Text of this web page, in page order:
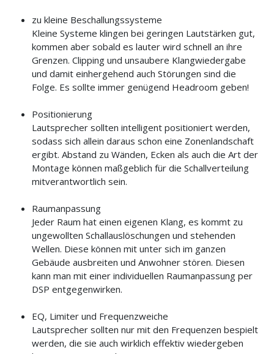
zu kleine Beschallungssysteme
Kleine Systeme klingen bei geringen Lautstärken gut,
kommen aber sobald es lauter wird schnell an ihre
Grenzen. Clipping und unsaubere Klangwiedergabe
und damit einhergehend auch Störungen sind die
Folge. Es sollte immer genügend Headroom geben!
Positionierung
Lautsprecher sollten intelligent positioniert werden,
sodass sich allein daraus schon eine Zonenlandschaft
ergibt. Abstand zu Wänden, Ecken als auch die Art der
Montage können maßgeblich für die Schallverteilung
mitverantwortlich sein.
Raumanpassung
Jeder Raum hat einen eigenen Klang, es kommt zu
ungewollten Schallauslöschungen und stehenden
Wellen. Diese können mit unter sich im ganzen
Gebäude ausbreiten und Anwohner stören. Diesen
kann man mit einer individuellen Raumanpassung per
DSP entgegenwirken.
EQ, Limiter und Frequenzweiche
Lautsprecher sollten nur mit den Frequenzen bespielt
werden, die sie auch wirklich effektiv wiedergeben